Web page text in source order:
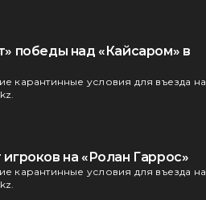
победы над «Кайсаром» в
карантинные условия для въезда на
на «Ролан Гаррос»
карантинные условия для въезда на